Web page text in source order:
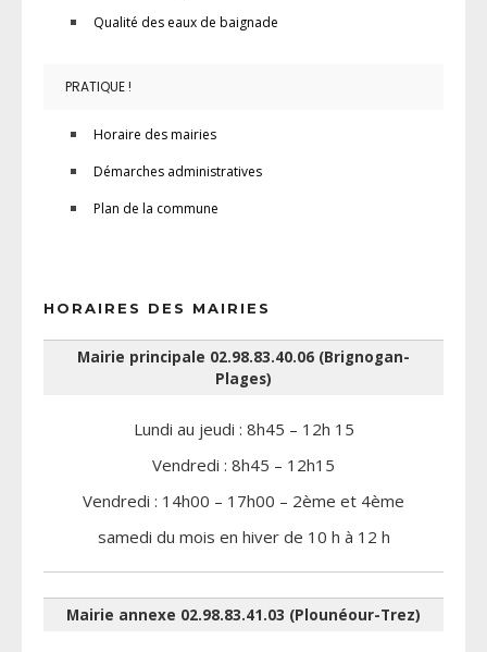
Qualité des eaux de baignade
PRATIQUE !
Horaire des mairies
Démarches administratives
Plan de la commune
HORAIRES DES MAIRIES
Mairie principale 02.98.83.40.06 (Brignogan-
Plages)
Lundi au jeudi : 8h45 – 12h 15
Vendredi : 8h45 – 12h15
Vendredi : 14h00 – 17h00 – 2ème et 4ème
samedi du mois en hiver de 10 h à 12 h
Mairie annexe 02.98.83.41.03 (Plounéour-Trez)